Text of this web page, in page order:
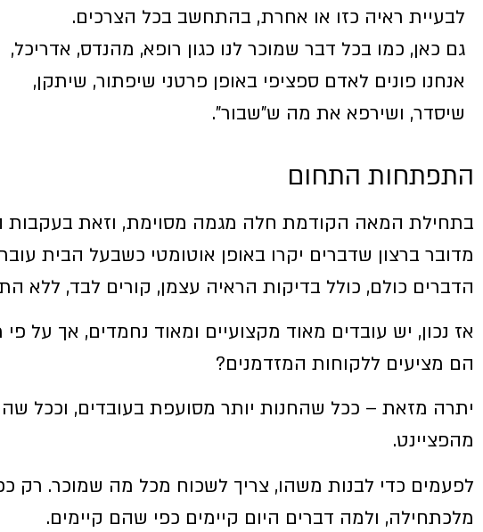
לבעיית ראיה כזו או אחרת, בהתחשב בכל הצרכים.
גם כאן, כמו בכל דבר שמוכר לנו כגון רופא, מהנדס, אדריכל,
אנחנו פונים לאדם ספציפי באופן פרטני שיפתור, שיתקן,
שיסדר, ושירפא את מה ש"שבור".
התפתחות התחום
בתחילת המאה הקודמת חלה מגמה מסוימת, וזאת בעקבות
מדובר ברצון שדברים יקרו באופן אוטומטי כשבעל הבית
הדברים כולם, כולל בדיקות הראיה עצמן, קורים לבד, ללא
אז נכון, יש עובדים מאוד מקצועיים ומאוד נחמדים, אך
הם מציעים ללקוחות המזדמנים?
יתרה מזאת – ככל שהחנות יותר מסועפת בעובדים, וככל
מהפציינט.
לפעמים כדי לבנות משהו, צריך לשכוח מכל מה שמוכר.
מלכתחילה, ולמה דברים היום קיימים כפי שהם קיימים.